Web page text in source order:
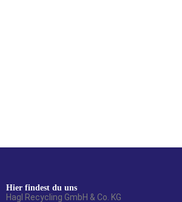
Hier findest du uns
Hagl Recycling GmbH & Co. KG